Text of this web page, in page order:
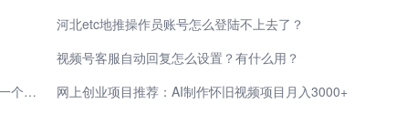
河北etc地推操作员账号怎么登陆不上去了？
视频号客服自动回复怎么设置？有什么用？
失业后，35岁男人创业干点什么好？分享4个适合一个人倒腾的小生意！
网上创业项目推荐：AI制作怀旧视频项目月入3000+